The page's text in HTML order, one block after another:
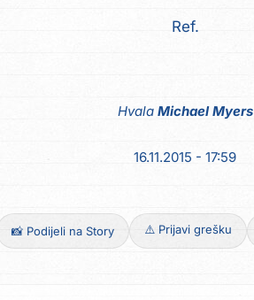
Ref.
Hvala Michael Myers
16.11.2015 - 17:59
📸 Podijeli na Story ⚠️ Prijavi grešku